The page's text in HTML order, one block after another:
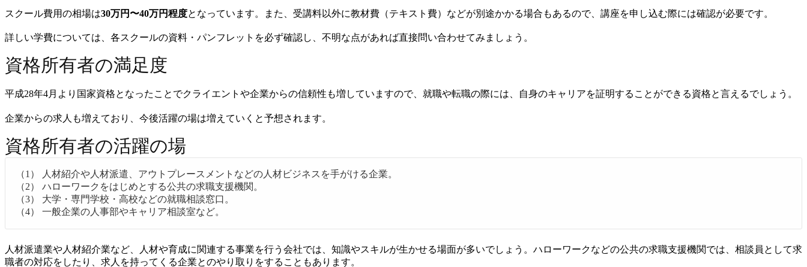
スクール費用の相場は30万円〜40万円程度となっています。また、受講料以外に教材費（テキスト費）などが別途かかる場合もあるので、講座を申し込む際には確認が必要です。
詳しい学費については、各スクールの資料・パンフレットを必ず確認し、不明な点があれば直接問い合わせてみましょう。
資格所有者の満足度
平成28年4月より国家資格となったことでクライエントや企業からの信頼性も増していますので、就職や転職の際には、自身のキャリアを証明することができる資格と言えるでしょう。
企業からの求人も増えており、今後活躍の場は増えていくと予想されます。
資格所有者の活躍の場
（1） 人材紹介や人材派遣、アウトプレースメントなどの人材ビジネスを手がける企業。
（2） ハローワークをはじめとする公共の求職支援機関。
（3） 大学・専門学校・高校などの就職相談窓口。
（4） 一般企業の人事部やキャリア相談室など。
人材派遣業や人材紹介業など、人材や育成に関連する事業を行う会社では、知識やスキルが生かせる場面が多いでしょう。ハローワークなどの公共の求職支援機関では、相談員として求
職者の対応をしたり、求人を持ってくる企業とのやり取りをすることもあります。